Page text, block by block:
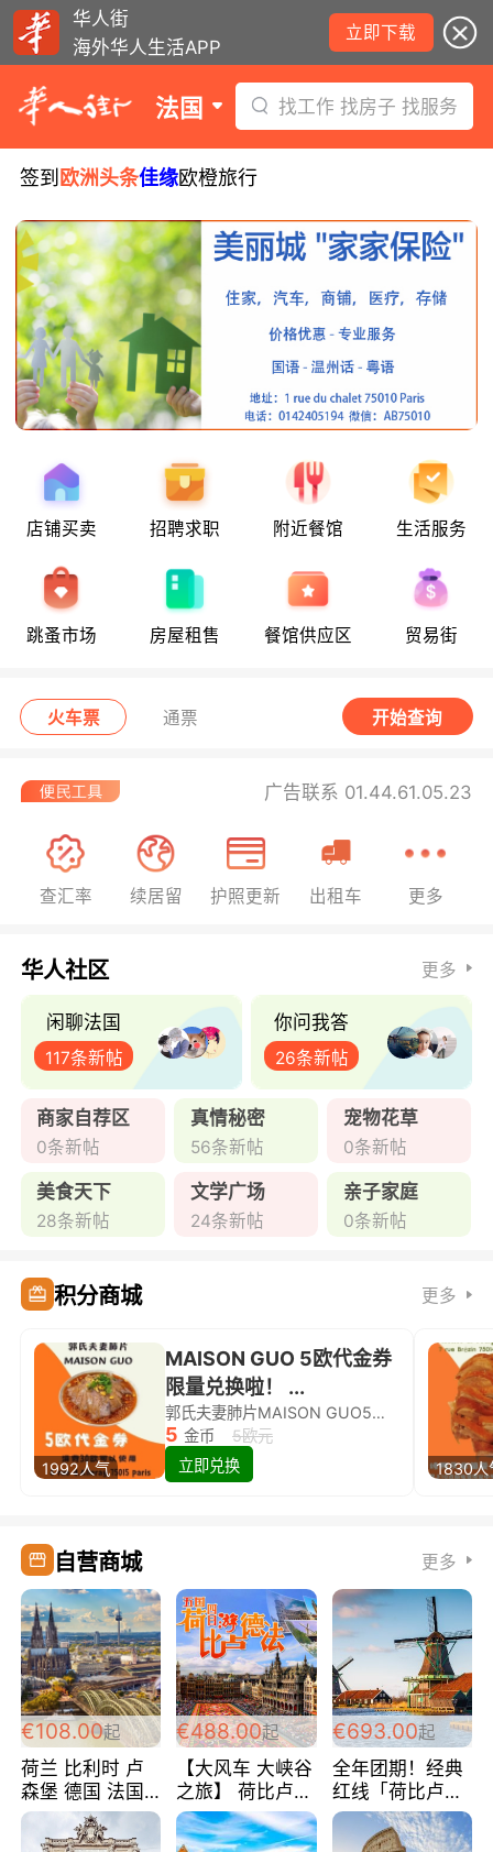
华人街
海外华人生活APP
立即下载
法国 找工作 找房子 找服务
签到 欧洲头条佳缘欧橙旅行
店铺买卖 招聘求职 附近餐馆 生活服务
跳蚤市场 房屋租售 餐馆供应区 贸易街
火车票 通票 开始查询
广告联系 01.44.61.05.23
查汇率 续居留 护照更新 出租车 更多
华人社区 更多
闲聊法国
117条新帖
你问我答
26条新帖
商家自荐区
0条新帖
真情秘密
56条新帖
宠物花草
0条新帖
美食天下
28条新帖
文学广场
24条新帖
亲子家庭
0条新帖
积分商城 更多
1992人气
MAISON GUO 5欧代金券
限量兑换啦！ ...
郭氏夫妻肺片MAISON GUO5欧代金券限量兑换啦！
5 金币
5欧元
立即兑换
1830人
自营商城 更多
€108.00起
荷兰 比利时 卢
森堡 德国 法国
超爽玩遍西欧 循
环线 全程四星宾
€488.00起
【大风车 大峡谷
之旅】 荷比卢德
法 巴黎上下 经
典五国四日游
€693.00起
全年团期！经典
红线「荷比卢德
法」七天循环 五
国 仅售99欧/人/